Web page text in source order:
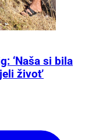
‘Naša si bila
život’